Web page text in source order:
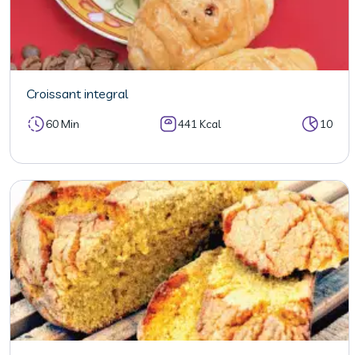
Croissant integral
60 Min 441 Kcal 10